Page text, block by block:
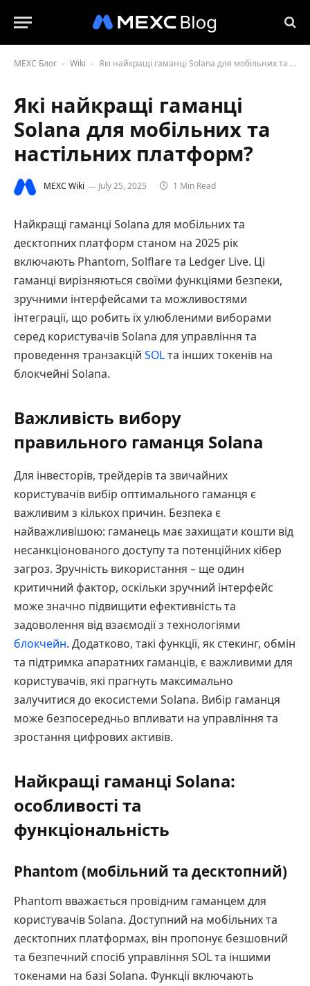
MEXC Блог - Wiki - Які найкращі гаманці Solana для мобільних та настільних платформ?
Які найкращі гаманці
Solana для мобільних та
настільних платформ?
MEXC Wiki July 25, 2025 1 Min Read
Найкращі гаманці Solana для мобільних та
десктопних платформ станом на 2025 рік
включають Phantom, Solflare та Ledger Live. Ці
гаманці вирізняються своїми функціями безпеки,
зручними інтерфейсами та можливостями
інтеграції, що робить їх улюбленими виборами
серед користувачів Solana для управління та
проведення транзакцій SOLта інших токенів на
блокчейні Solana.
Важливість вибору
правильного гаманця Solana
Для інвесторів, трейдерів та звичайних
користувачів вибір оптимального гаманця є
важливим з кількох причин. Безпека є
найважливішою: гаманець має захищати кошти від
несанкціонованого доступу та потенційних кібер
загроз. Зручність використання – ще один
критичний фактор, оскільки зручний інтерфейс
може значно підвищити ефективність та
задоволення від взаємодії з технологіями
блокчейн. Додатково, такі функції, як стекинг, обмін
та підтримка апаратних гаманців, є важливими для
користувачів, які прагнуть максимально
залучитися до екосистеми Solana. Вибір гаманця
може безпосередньо впливати на управління та
зростання цифрових активів.
Найкращі гаманці Solana:
особливості та
функціональність
Phantom (мобільний та десктопний)
Phantom вважається провідним гаманцем для
користувачів Solana. Доступний на мобільних та
десктопних платформах, він пропонує безшовний
та безпечний спосіб управління SOL та іншими
токенами на базі Solana. Функції включають